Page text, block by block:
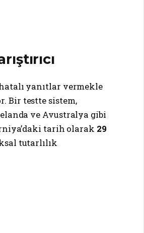
yanıtlar vermekle
Bir testte sistem,
ve Avustralya gibi
tarih olarak 29
tutarlılık